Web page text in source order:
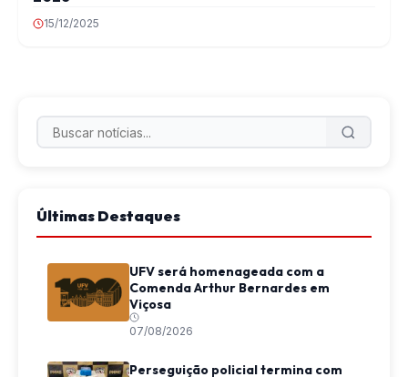
15/12/2025
Últimas Destaques
UFV será homenageada com a
Comenda Arthur Bernardes em
Viçosa
07/08/2026
Perseguição policial termina com